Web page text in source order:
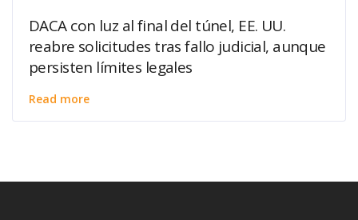
DACA con luz al final del túnel, EE. UU.
reabre solicitudes tras fallo judicial, aunque
persisten límites legales
Read more